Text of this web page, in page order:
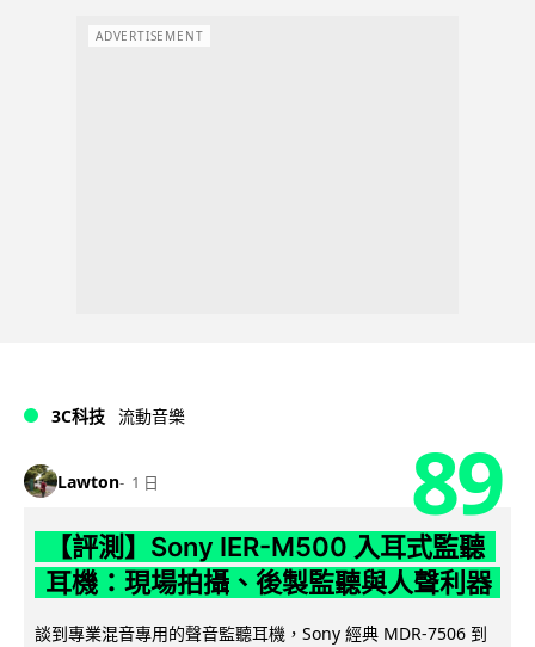
ADVERTISEMENT
3C科技 流動音樂
Lawton 1 日 89
【評測】Sony IER-M500 入耳式監聽
耳機：現場拍攝、後製監聽與人聲利器
談到專業混音專用的聲音監聽耳機，Sony 經典 MDR-7506 到